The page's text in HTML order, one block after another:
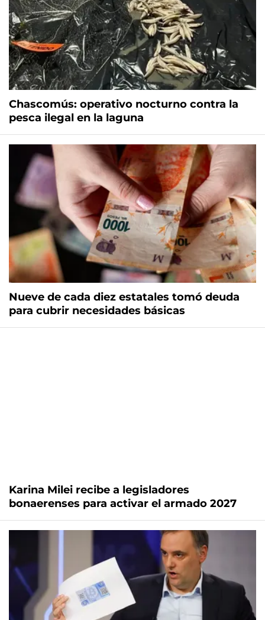
Chascomús: operativo nocturno contra la
pesca ilegal en la laguna
Nueve de cada diez estatales tomó deuda
para cubrir necesidades básicas
Karina Milei recibe a legisladores
bonaerenses para activar el armado 2027